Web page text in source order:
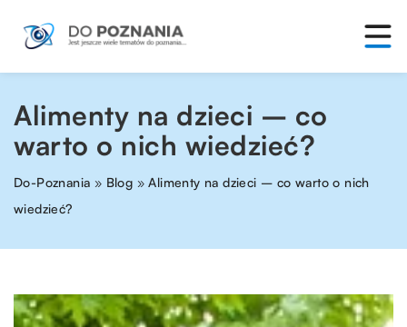
Alimenty na dzieci – co
warto o nich wiedzieć?
Do-Poznania » Blog »Alimenty na dzieci – co warto o nich
wiedzieć?